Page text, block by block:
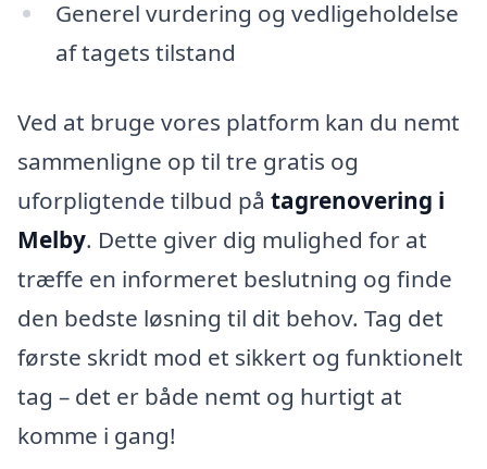
Generel vurdering og vedligeholdelse
af tagets tilstand
Ved at bruge vores platform kan du nemt
sammenligne op til tre gratis og
uforpligtende tilbud på tagrenovering i
Melby. Dette giver dig mulighed for at
træffe en informeret beslutning og finde
den bedste løsning til dit behov. Tag det
første skridt mod et sikkert og funktionelt
tag – det er både nemt og hurtigt at
komme i gang!